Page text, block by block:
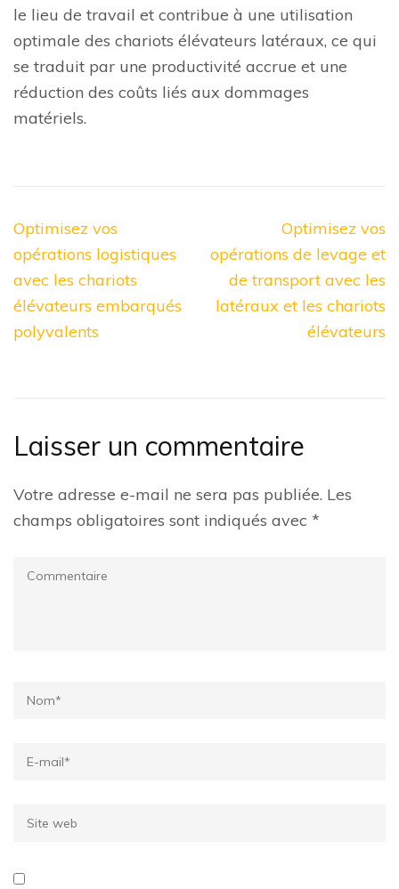
le lieu de travail et contribue à une utilisation
optimale des chariots élévateurs latéraux, ce qui
se traduit par une productivité accrue et une
réduction des coûts liés aux dommages
matériels.
Navigation
de
l’article
Optimisez vos
opérations logistiques
avec les chariots
élévateurs embarqués
polyvalents
Optimisez vos
opérations de levage et
de transport avec les
latéraux et les chariots
élévateurs
Laisser un commentaire
Votre adresse e-mail ne sera pas publiée. Les
champs obligatoires sont indiqués avec *
Commentaire
Name*
Email*
Site